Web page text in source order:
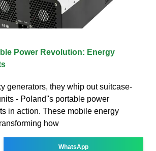
Power Revolution: Energy
generators, they whip out suitcase-
- Poland''s portable power
in action. These mobile energy
how
WhatsApp